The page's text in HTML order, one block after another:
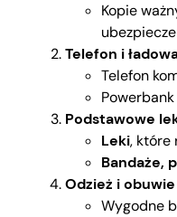
Kopie
Telefon i
Telefon
Podstawowe
Leki, które
Bandaże,
Odzież i obuwie
Wygodne